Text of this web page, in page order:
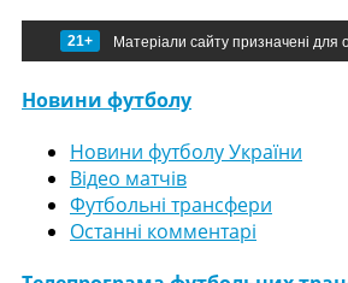
21+ Матеріали сайту призначені для
Новини футболу
Новини футболу України
Відео матчів
Футбольні трансфери
Останні комментарі